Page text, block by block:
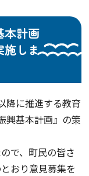
本計画
施しま
降に推進する教育
興基本計画』の策
で、町民の皆さ
おり意見募集を